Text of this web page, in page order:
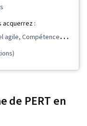
acquerrez :
agile, Compétences
d'équipe,
Évaluation de la
Qualité des produits
de PERT en